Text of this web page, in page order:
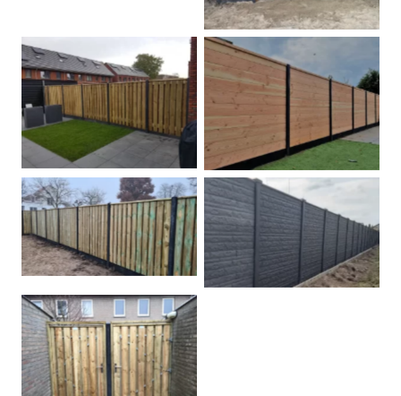
Betonpalen schutting Douglas
Hout beton schuttingen Rots motief antraciet
Tuindeur grenen